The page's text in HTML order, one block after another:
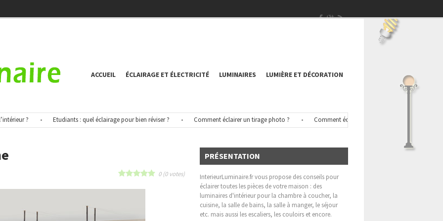
ACCUEIL ÉCLAIRAGE ET ÉLECTRICITÉ LUMINAIRES LUMIÈRE ET DÉCORATION
? • Etudiants : quel éclairage pour bien réviser ? • Comment éclairer un tirage photo ? • Comment éclairer un spa intérieur ?
0(0votes)
PRÉSENTATION
InterieurLuminaire.fr vous propose des conseils pour
éclairer toutes les pièces de votre maison : des
luminaires d'intérieur pour la chambre à coucher, la
cuisine, la salle de bains, la salle à manger, le séjour
etc. mais aussi les escaliers, les couloirs et encore.